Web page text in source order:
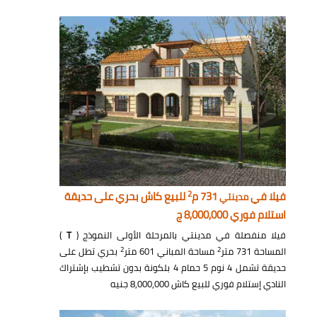
فيلا فيمدينتي 2للبيع كاش بحري على حديقة
استلام فوري 8,000,000 ج
فيلا منفصلة في مدينتي بالمرحلة الأولى النموذج (T
)
المساحة 731 متر
2 مساحة المباني 601 متر 2 بحري تطل على
حديقة تشمل 4 نوم 5 حمام 4 بلكونة بدون تشطيب بإشتراك
النادي إستلام فوري للبيع كاش 8,000,000 جنيه